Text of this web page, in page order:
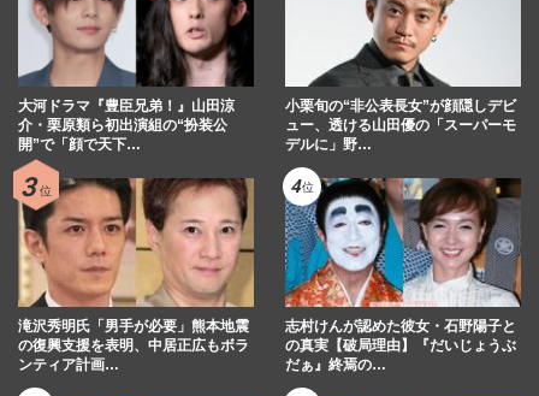
大河ドラマ『豊臣兄弟！』山田涼
介・栗原類ら初出演組の“扮装公
開”で「顔で天下…
小栗旬の“非公表長女”が顔隠しデビ
ュー、透ける山田優の「スーパーモ
デルに」野…
滝沢秀明氏「男手が必要」熊本地震
の復興支援を表明、中居正広もボラ
ンティア計画…
志村けんが認めた彼女・石野陽子と
の真実【破局理由】『だいじょうぶ
だぁ』終焉の…